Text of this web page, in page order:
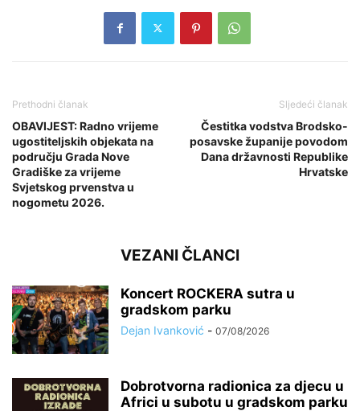
Prethodni članak
OBAVIJEST: Radno vrijeme
ugostiteljskih objekata na
području Grada Nove
Gradiške za vrijeme
Svjetskog prvenstva u
nogometu 2026.
Sljedeći članak
Čestitka vodstva Brodsko-
posavske županije povodom
Dana državnosti Republike
Hrvatske
VEZANI ČLANCI
Koncert ROCKERA sutra u
gradskom parku
Dejan Ivanković - 07/08/2026
Dobrotvorna radionica za djecu u
Africi u subotu u gradskom parku